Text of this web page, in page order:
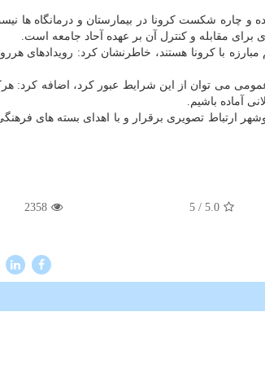
چاره شکست کرونا در بیمارستان و درمانگاه ها
مقابله و کنترل آن بر عهده آحاد جامعه است.
با کرونا هستند، خاطرنشان کرد: رویدادهای
عمومی می توان از این شرایط عبور کرد، اضافه کرد:
آماده باشیم.
ارتباط تصویری برقرار و با اهدای بسته های
5.0
/ 5
2358